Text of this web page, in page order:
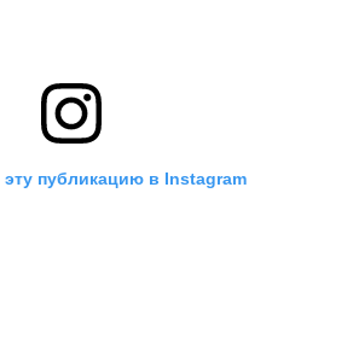
публикацию в Instagram